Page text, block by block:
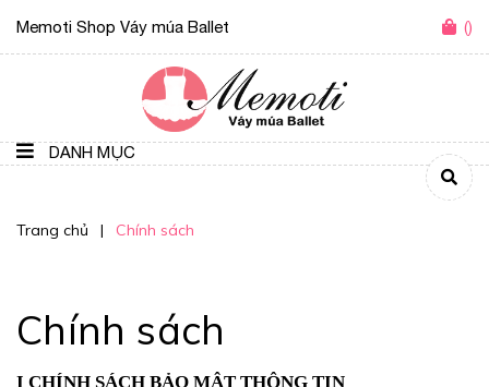
Memoti Shop Váy múa Ballet ()
DANH MỤC
Trang chủ | Chính sách
Chính sách
I CHÍNH SÁCH BẢO MẬT THÔNG TIN